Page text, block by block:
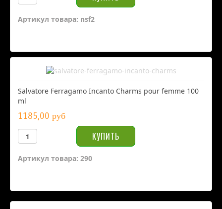
Артикул товара: nsf2
Salvatore Ferragamo Incanto Charms pour femme 100
ml
1185,00 руб
Артикул товара: 290